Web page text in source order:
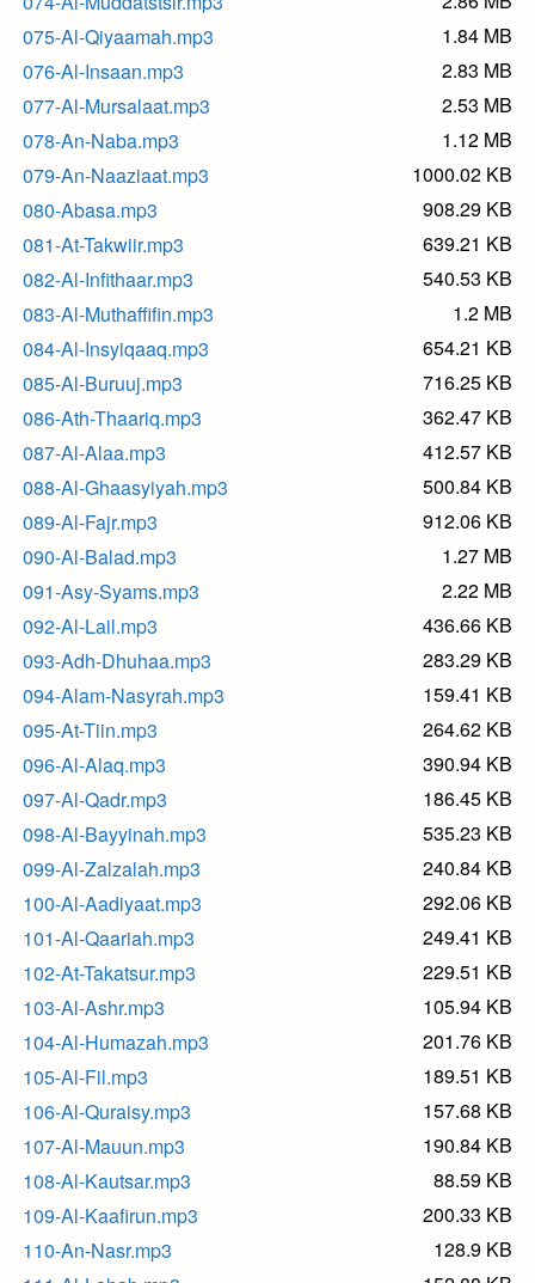
075-Al-Qiyaamah.mp3
1.84 MB
076-Al-Insaan.mp3
2.83 MB
077-Al-Mursalaat.mp3
2.53 MB
078-An-Naba.mp3
1.12 MB
079-An-Naaziaat.mp3
1000.02 KB
080-Abasa.mp3
908.29 KB
081-At-Takwiir.mp3
639.21 KB
082-Al-Infithaar.mp3
540.53 KB
083-Al-Muthaffifin.mp3
1.2 MB
084-Al-Insyiqaaq.mp3
654.21 KB
085-Al-Buruuj.mp3
716.25 KB
086-Ath-Thaariq.mp3
362.47 KB
087-Al-Alaa.mp3
412.57 KB
088-Al-Ghaasyiyah.mp3
500.84 KB
089-Al-Fajr.mp3
912.06 KB
090-Al-Balad.mp3
1.27 MB
091-Asy-Syams.mp3
2.22 MB
092-Al-Lail.mp3
436.66 KB
093-Adh-Dhuhaa.mp3
283.29 KB
094-Alam-Nasyrah.mp3
159.41 KB
095-At-Tiin.mp3
264.62 KB
096-Al-Alaq.mp3
390.94 KB
097-Al-Qadr.mp3
186.45 KB
098-Al-Bayyinah.mp3
535.23 KB
099-Al-Zalzalah.mp3
240.84 KB
100-Al-Aadiyaat.mp3
292.06 KB
101-Al-Qaariah.mp3
249.41 KB
102-At-Takatsur.mp3
229.51 KB
103-Al-Ashr.mp3
105.94 KB
104-Al-Humazah.mp3
201.76 KB
105-Al-Fil.mp3
189.51 KB
106-Al-Quraisy.mp3
157.68 KB
107-Al-Mauun.mp3
190.84 KB
108-Al-Kautsar.mp3
88.59 KB
109-Al-Kaafirun.mp3
200.33 KB
110-An-Nasr.mp3
128.9 KB